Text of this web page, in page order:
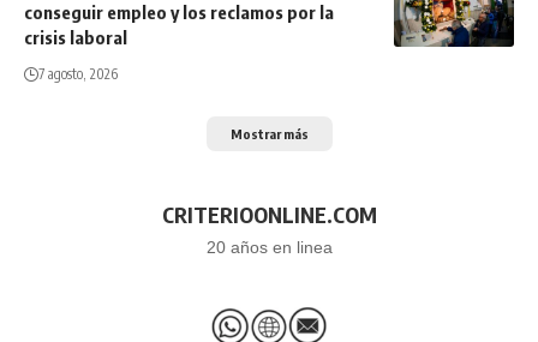
conseguir empleo y los reclamos por la
crisis laboral
7 agosto, 2026
Mostrar más
CRITERIOONLINE.COM
20 años en linea